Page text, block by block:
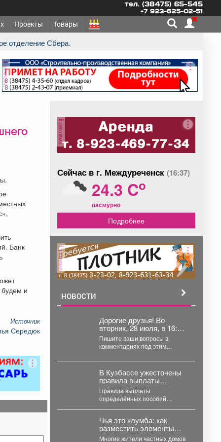
тел. (38475) 65-545
+7 923-625-02-51
Проекты Товары
отделение Сбера.
реклама
Банк
и
Источник
Середюк
реклама
Сейчас в г. Междуреченск (16:37)
24.3 Co
пасмурно
Подробнее
реклама
НОВОСТИ
Дорогие друзья! Во
вторник, 28 июля, в 16:00
проведу прямой эфир.
Пишите ваши вопросы в
комментариях под этим
доступна в: МАКС, ВКонтакте,...
В Кузбассе ужесточены
правила выплаты
пособий – кого их лишили
Правила выплаты
определённых пособий
больше не может их...
Чья это клумба: как
разместить элементы
благоустройства на
Многие жители частных домов